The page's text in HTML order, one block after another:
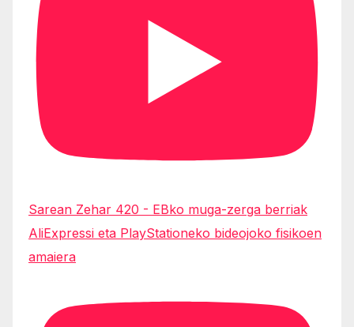
Sarean Zehar 420 - EBko muga-zerga berriak
AliExpressi eta PlayStationeko bideojoko fisikoen
amaiera